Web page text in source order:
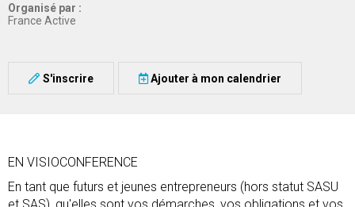
Organisé par :
France Active
S'inscrire Ajouter à mon calendrier
EN VISIOCONFERENCE
En tant que futurs et jeunes entrepreneurs (hors statut SASU